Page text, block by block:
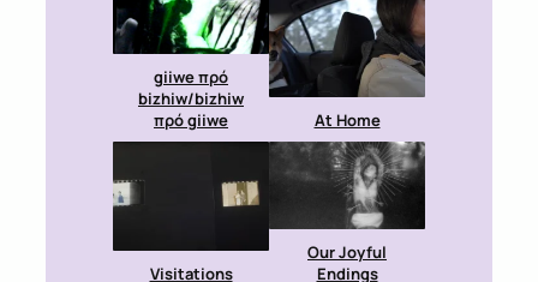
giiwe πρό
bizhiw/bizhiw
πρό giiwe
At Home
Visitations
Our Joyful
Endings